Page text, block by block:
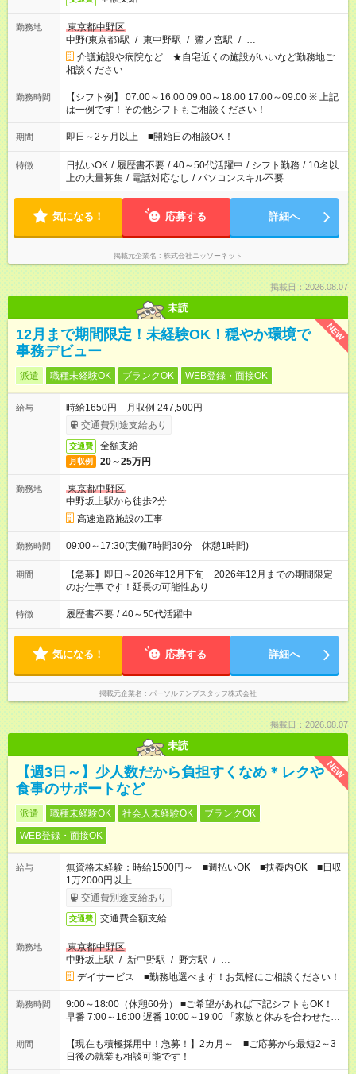
勤務地
東京都中野区
中野(東京都)駅 / 東中野駅 / 鷺ノ宮駅 / …
介護施設や病院など ★自宅近くの施設がいいなど勤務地ご
相談ください
勤務時間
【シフト例】 07:00～16:00 09:00～18:00 17:00～09:00 ※ 上記
は一例です！その他シフトもご相談ください！
期間 即日～2ヶ月以上 ■開始日の相談OK！
特徴 日払いOK / 履歴書不要 / 40～50代活躍中 / シフト勤務 / 10名以
上の大量募集 / 電話対応なし / パソコンスキル不要
気になる！ 応募する 詳細へ
掲載元企業名 株式会社ニッソーネット
掲載日：2026.08.07
未読
NEW
12月まで期間限定！未経験OK！穏やか環境で
事務デビュー
派遣 職種未経験OK ブランクOK WEB登録・面接OK
給与
時給1650円 月収例 247,500円
交通費別途支給あり
交通費 全額支給
月収例 20～25万円
勤務地
東京都中野区
中野坂上駅から徒歩2分
高速道路施設の工事
勤務時間 09:00～17:30(実働7時間30分 休憩1時間)
期間
【急募】即日～2026年12月下旬 2026年12月までの期間限定
のお仕事です！延長の可能性あり
特徴 履歴書不要 / 40～50代活躍中
気になる！ 応募する 詳細へ
掲載元企業名 パーソルテンプスタッフ株式会社
掲載日：2026.08.07
未読
NEW
【週3日～】少人数だから負担すくなめ＊レクや
食事のサポートなど
派遣 職種未経験OK 社会人未経験OK
ブランクOK
WEB登録・面接OK
給与
無資格未経験：時給1500円～ ■週払いOK ■扶養内OK ■日収
1万2000円以上
交通費別途支給あり
交通費 交通費全額支給
勤務地
東京都中野区
中野坂上駅 / 新中野駅 / 野方駅 / …
デイサービス ■勤務地選べます！お気軽にご相談ください！
勤務時間
9:00～18:00（休憩60分） ■ご希望があれば下記シフトもOK！
早番 7:00～16:00 遅番 10:00～19:00 「家族と休みを合わせた
い」 「余裕を持って夕飯の準備がしたい」 「できれば残業はし
たくない」 など、ご希望を教えてくださいね。 ※Wワーク希望
の方へ 今ご覧のお仕事で希望する勤務時間と、もう1つのお仕事
の勤務時間。 合計で週40時間を超える場合は応募できません。
期間
【現在も積極採用中！急募！】2カ月～ ■ご応募から最短2～3
日後の就業も相談可能です！